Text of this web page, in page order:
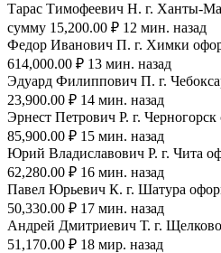
Тарас Тимофеевич Н. г. Ханты-
сумму 15,200.00 ₽ 12 мин. назад
Федор Иванович П. г. Химки
614,000.00 ₽ 13 мин. назад
Эдуард Филиппович П. г.
23,900.00 ₽ 14 мин. назад
Эрнест Петрович Р. г.
85,900.00 ₽ 15 мин. назад
Юрий Владиславович Р. г. Чита
62,280.00 ₽ 16 мин. назад
Павел Юрьевич К. г. Шатура
50,330.00 ₽ 17 мин. назад
Андрей Дмитриевич Т. г.
51,170.00 ₽ 18 мир. назад